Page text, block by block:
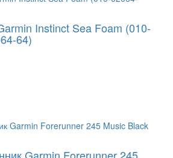
Instinct Sea Foam (010-
64)